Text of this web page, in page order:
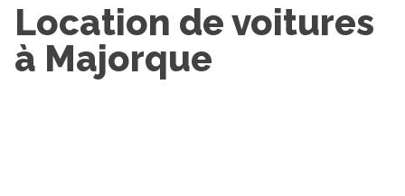
Location de voitures
à Majorque